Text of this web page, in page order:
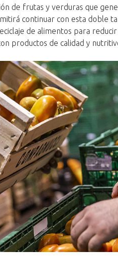
de frutas y verduras que
continuar con esta doble
de alimentos para
productos de calidad y